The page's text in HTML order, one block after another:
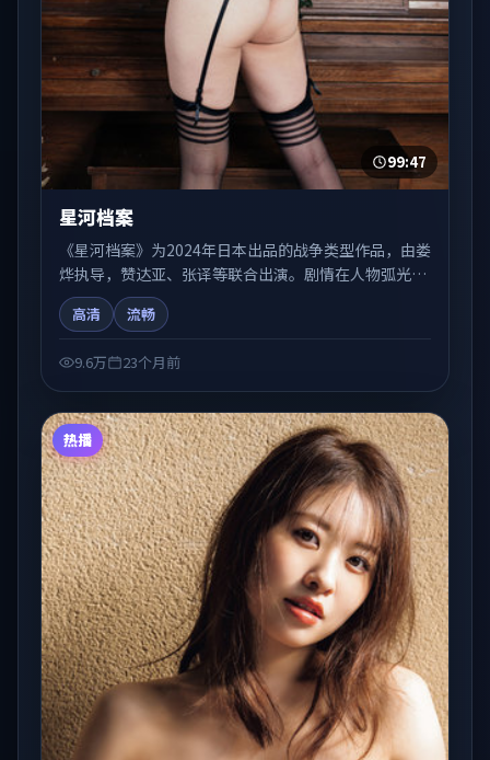
99:47
星河档案
《星河档案》为2024年日本出品的战争类型作品，由娄
烨执导，赞达亚、张译等联合出演。剧情在人物弧光与
节奏推进中展开，兼具叙事张力与视听质感。可与站内
国产剧、电影、综艺片单交叉检索，便于「国产在线观
高清 流畅
9.6万 23个月前
热播